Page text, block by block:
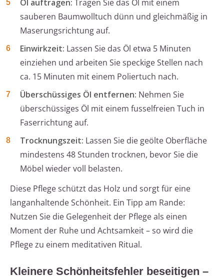
Öl auftragen: Tragen Sie das Öl mit einem
sauberen Baumwolltuch dünn und gleichmäßig in
Maserungsrichtung auf.
Einwirkzeit: Lassen Sie das Öl etwa 5 Minuten
einziehen und arbeiten Sie speckige Stellen nach
ca. 15 Minuten mit einem Poliertuch nach.
Überschüssiges Öl entfernen: Nehmen Sie
überschüssiges Öl mit einem fusselfreien Tuch in
Faserrichtung auf.
Trocknungszeit: Lassen Sie die geölte Oberfläche
mindestens 48 Stunden trocknen, bevor Sie die
Möbel wieder voll belasten.
Diese Pflege schützt das Holz und sorgt für eine
langanhaltende Schönheit. Ein Tipp am Rande:
Nutzen Sie die Gelegenheit der Pflege als einen
Moment der Ruhe und Achtsamkeit – so wird die
Pflege zu einem meditativen Ritual.
Kleinere Schönheitsfehler beseitigen –